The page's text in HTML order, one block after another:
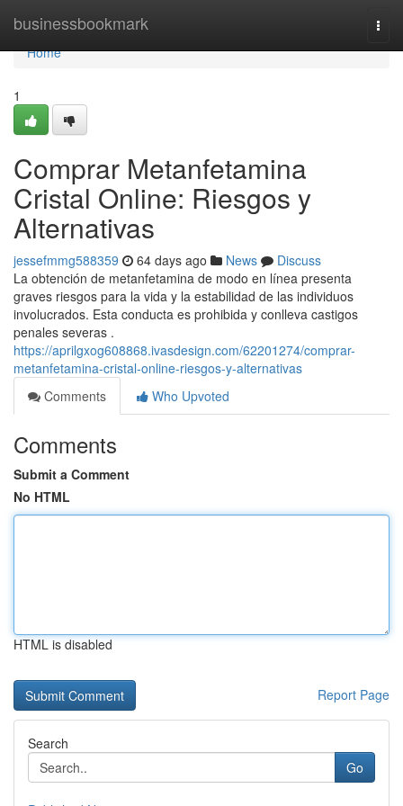
businessbookmark
Home
Home
1
Comprar Metanfetamina
Cristal Online: Riesgos y
Alternativas
jessefmmg588359 64 days ago News
Discuss
La obtención de metanfetamina de modo en línea presenta
graves riesgos para la vida y la estabilidad de las individuos
involucrados. Esta conducta es prohibida y conlleva castigos
penales severas .
https://aprilgxog608868.ivasdesign.com/62201274/comprar-
metanfetamina-cristal-online-riesgos-y-alternativas
Comments
Who Upvoted
Comments
Submit a Comment
No HTML
HTML is disabled
Report Page
Search
Go